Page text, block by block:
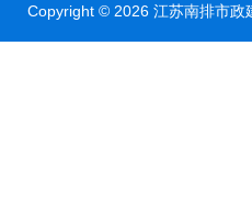
Copyright © 2026 江苏南排市政